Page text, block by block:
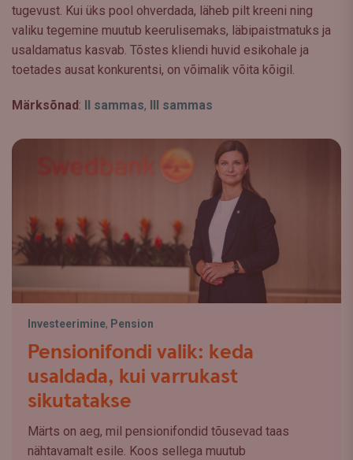
tugevust. Kui üks pool ohverdada, läheb pilt kreeni ning
valiku tegemine muutub keerulisemaks, läbipaistmatuks ja
usaldamatus kasvab. Tõstes kliendi huvid esikohale ja
toetades ausat konkurentsi, on võimalik võita kõigil.
Märksõnad: II sammas, III sammas
Investeerimine, Pension
Pensionifondi valik: keda
usaldada, kui varrukast
sikutatakse
Märts on aeg, mil pensionifondid tõusevad taas
nähtavamalt esile. Koos sellega muutub